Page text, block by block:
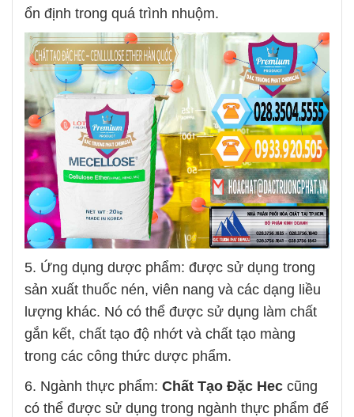
ổn định trong quá trình nhuộm.
5. Ứng dụng dược phẩm: được sử dụng trong
sản xuất thuốc nén, viên nang và các dạng liều
lượng khác. Nó có thể được sử dụng làm chất
gắn kết, chất tạo độ nhớt và chất tạo màng
trong các công thức dược phẩm.
6. Ngành thực phẩm: Chất Tạo Đặc Hec cũng
có thể được sử dụng trong ngành thực phẩm để